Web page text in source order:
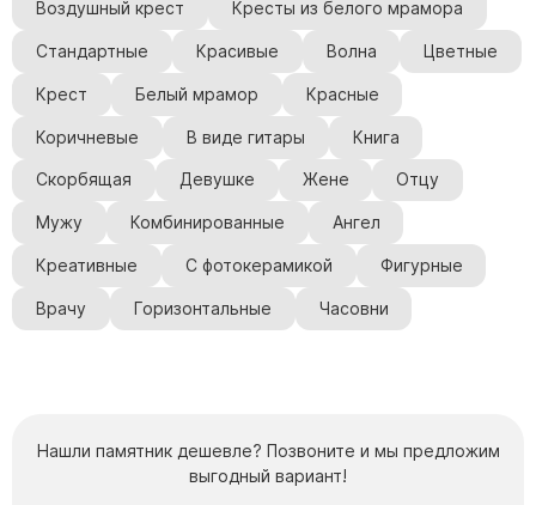
Памятники современные
Памятники стандартные
Памятники черные
Памятники со свечей
Памятники в виде дерева
Памятники с лебедями
Памятники в форме волны
Хачкары
Памятники ростовые
Флагштоки
Воздушный крест Кресты из белого мрамора
Стандартные Красивые Волна Цветные
Крест Белый мрамор Красные
Коричневые В виде гитары Книга
Скорбящая Девушке Жене Отцу
Мужу Комбинированные Ангел
Креативные С фотокерамикой Фигурные
Врачу Горизонтальные Часовни
Нашли памятник дешевле? Позвоните и мы предложим
выгодный вариант!